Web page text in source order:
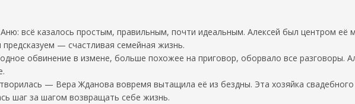
всё казалось простым, правильным, почти идеальным. Алексей был центром её
— счастливая семейная жизнь.
обвинение в измене, больше похожее на приговор, оборвало все разговоры.
— Вера Жданова вовремя вытащила её из бездны. Эта хозяйка
шаг за шагом возвращать себе жизнь.